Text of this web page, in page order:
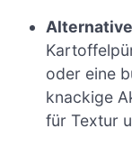
oder eine
knackige
für Textur